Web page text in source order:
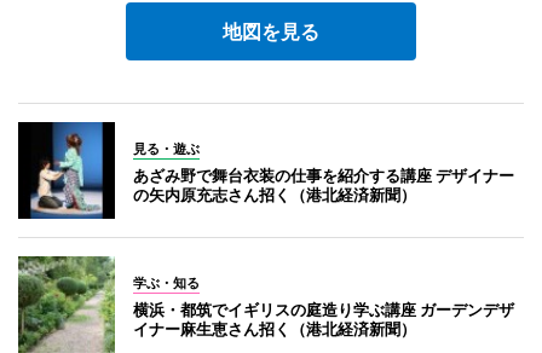
地図を見る
見る・遊ぶ
あざみ野で舞台衣装の仕事を紹介する講座 デザイナー
の矢内原充志さん招く（港北経済新聞）
学ぶ・知る
横浜・都筑でイギリスの庭造り学ぶ講座 ガーデンデザ
イナー麻生恵さん招く（港北経済新聞）